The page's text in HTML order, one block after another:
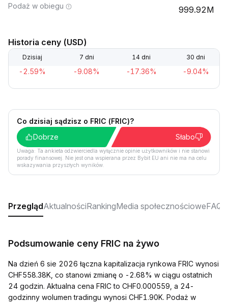
Podaż w obiegu 999.92M
Historia ceny (USD)
Dzisiaj 7 dni 14 dni 30 dni
-2.59% -9.08% -17.36% -9.04%
Co dzisiaj sądzisz o FRIC (FRIC)?
Dobrze
Słabo
Uwaga: Ta ankieta odzwierciedla wyłącznie opinie użytkowników i nie stanowi
porady finansowej. Nie jest ona wspierana przez Bybit EU ani nie ma na celu
wskazywania przyszłych wyników.
PrzeglądAktualnościRankingMedia społecznościoweFAQ
Podsumowanie ceny FRIC na żywo
Na dzień 6 sie 2026 łączna kapitalizacja rynkowa FRIC wynosi
CHF558.38K, co stanowi zmianę o -2.68% w ciągu ostatnich
24 godzin. Aktualna cena FRIC to CHF0.000559, a 24-
godzinny wolumen tradingu wynosi CHF1.90K. Podaż w